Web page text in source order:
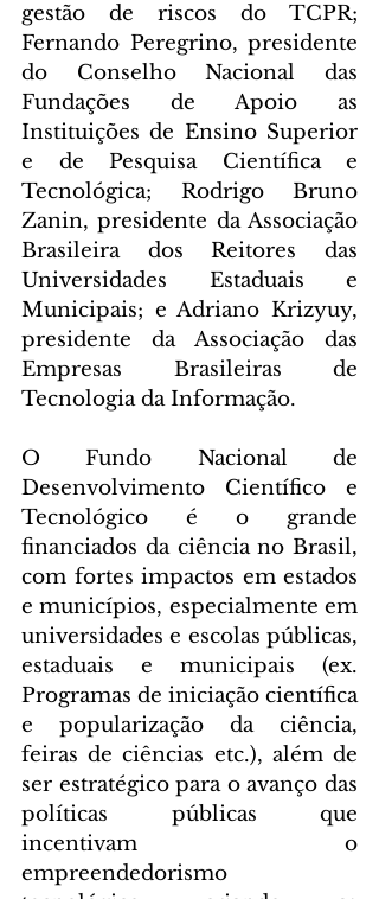
gestão de riscos do TCPR;
Fernando Peregrino, presidente
do Conselho Nacional das
Fundações de Apoio as
Instituições de Ensino Superior
e de Pesquisa Científica e
Tecnológica; Rodrigo Bruno
Zanin, presidente da Associação
Brasileira dos Reitores das
Universidades Estaduais e
Municipais; e Adriano Krizyuy,
presidente da Associação das
Empresas Brasileiras de
Tecnologia da Informação.
O Fundo Nacional de
Desenvolvimento Científico e
Tecnológico é o grande
financiados da ciência no Brasil,
com fortes impactos em estados
e municípios, especialmente em
universidades e escolas públicas,
estaduais e municipais (ex.
Programas de iniciação científica
e popularização da ciência,
feiras de ciências etc.), além de
ser estratégico para o avanço das
políticas públicas que
incentivam o
empreendedorismo